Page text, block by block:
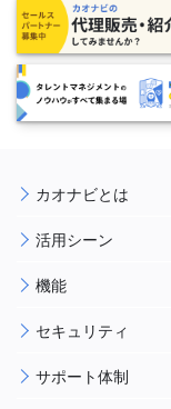
カオナビとは
活用シーン
機能
セキュリティ
サポート体制